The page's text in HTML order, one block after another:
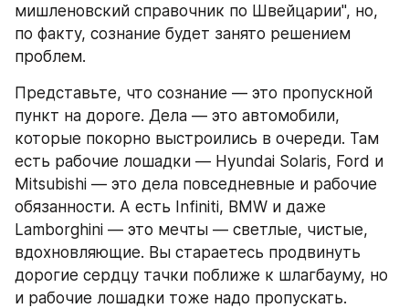
мишленовский справочник по Швейцарии", но,
по факту, сознание будет занято решением
проблем.
Представьте, что сознание — это пропускной
пункт на дороге. Дела — это автомобили,
которые покорно выстроились в очереди. Там
есть рабочие лошадки — Hyundai Solaris, Ford и
Mitsubishi — это дела повседневные и рабочие
обязанности. А есть Infiniti, BMW и даже
Lamborghini — это мечты — светлые, чистые,
вдохновляющие. Вы стараетесь продвинуть
дорогие сердцу тачки поближе к шлагбауму, но
и рабочие лошадки тоже надо пропускать.